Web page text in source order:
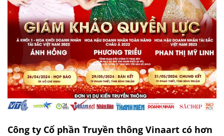
Công ty Cổ phần Truyền thông Vinaart có hơn